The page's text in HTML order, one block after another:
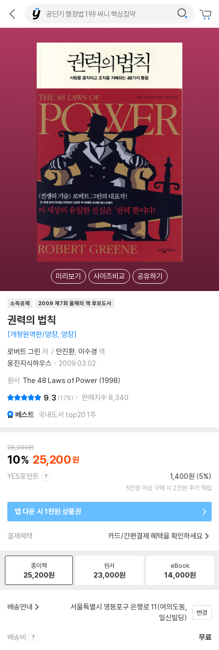
미리보기 사이즈비교 공유하기
소득공제 2009 제7회 올해의 책 후보도서
권력의 법칙
개정완역판/양장, 양장
로버트 그린 저 안진환 이수경 역
웅진지식하우스
2009.03.02.
원서 The 48 Laws of Power (1998)
9.3 175 판매지수 8,340
베스트 국내도서 top20 1주
28,000원
10 25,200
YES포인트 1,400원 (5%)
5만원 이상 구매 시 2천원 추가 적립
앱 다운 시 1천원 상품권
결제혜택 카드/간편결제 혜택을 확인하세요
종이책
25,200원
원서
23,000원
eBook
14,000원
배송안내
서울특별시 영등포구 은행로 11(여의도동,
일신빌딩)
변경
배송비 무료